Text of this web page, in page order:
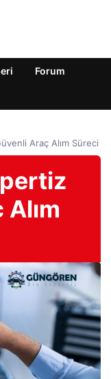
Forum
Araç Alım Süreci